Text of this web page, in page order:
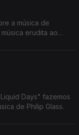
a música de
erudita ao
Days" fazemos
de Philip Glass.